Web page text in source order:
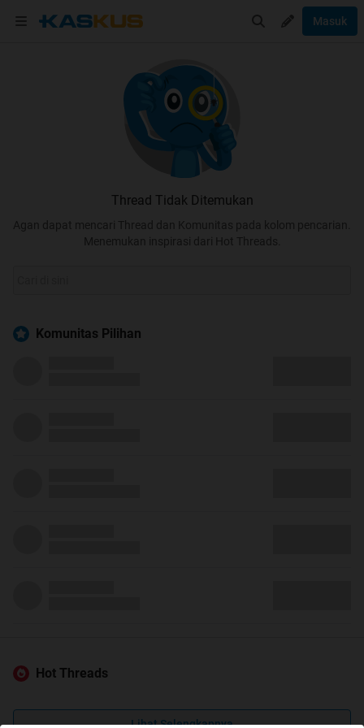
Masuk
Thread Tidak Ditemukan
Agan dapat mencari Thread dan Komunitas pada kolom pencarian.
Menemukan inspirasi dari Hot Threads.
Komunitas Pilihan
Hot Threads
Lihat Selengkapnya